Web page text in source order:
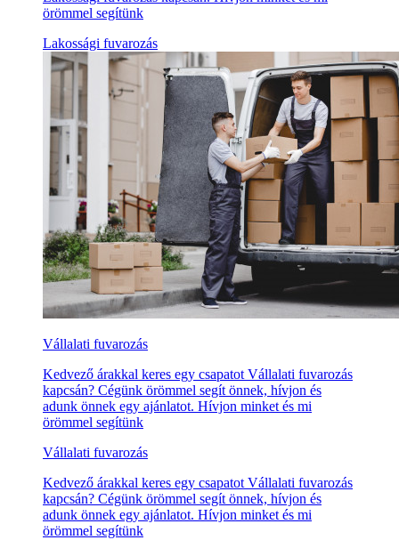
örömmel segítünk
Lakossági fuvarozás
Vállalati fuvarozás
Kedvező árakkal keres egy csapatot Vállalati fuvarozás
kapcsán? Cégünk örömmel segít önnek, hívjon és
adunk önnek egy ajánlatot. Hívjon minket és mi
örömmel segítünk
Vállalati fuvarozás
Kedvező árakkal keres egy csapatot Vállalati fuvarozás
kapcsán? Cégünk örömmel segít önnek, hívjon és
adunk önnek egy ajánlatot. Hívjon minket és mi
örömmel segítünk